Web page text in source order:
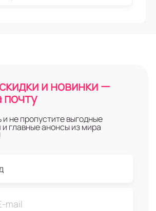
и новинки —
не пропустите выгодные
главные анонсы из мира